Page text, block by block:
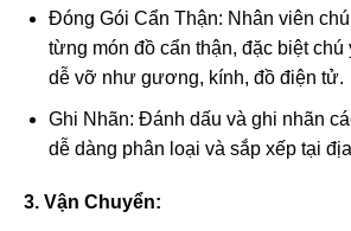
Đóng Gói Cẩn Thận: Nhân viên
từng món đồ cẩn thận, đặc biệt chú
dễ vỡ như gương, kính, đồ điện tử.
Ghi Nhãn: Đánh dấu và ghi nhãn
dễ dàng phân loại và sắp xếp tại
3. Vận Chuyển: